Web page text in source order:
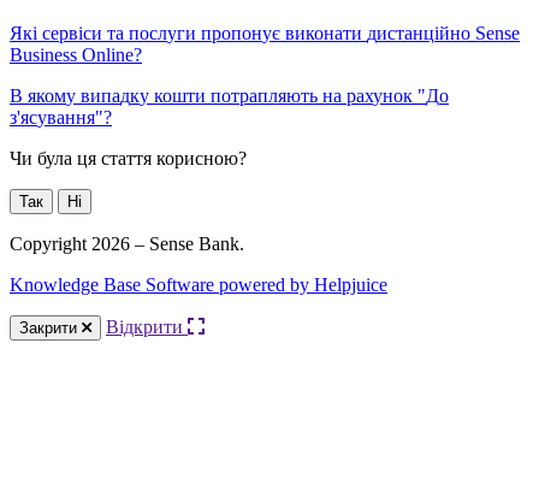
Які сервіси та послуги пропонує виконати дистанційно Sense
Business Online?
В якому випадку кошти потрапляють на рахунок "До
з'ясування"?
Чи була ця стаття корисною?
Так Ні
Copyright 2026 – Sense Bank.
Knowledge Base Software powered by Helpjuice
Закрити Відкрити